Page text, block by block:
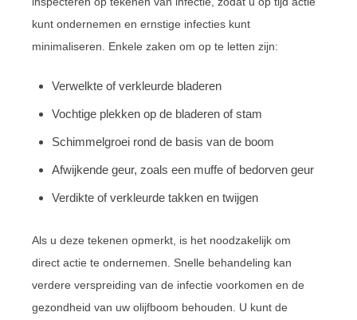
kunt ondernemen en ernstige infecties kunt
minimaliseren. Enkele zaken om op te letten zijn:
Verwelkte of verkleurde bladeren
Vochtige plekken op de bladeren of stam
Schimmelgroei rond de basis van de boom
Afwijkende geur, zoals een muffe of bedorven geur
Verdikte of verkleurde takken en twijgen
Als u deze tekenen opmerkt, is het noodzakelijk om
direct actie te ondernemen. Snelle behandeling kan
verdere verspreiding van de infectie voorkomen en de
gezondheid van uw olijfboom behouden. U kunt de